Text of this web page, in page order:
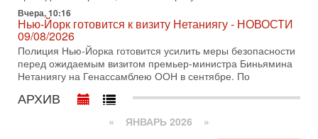
03/08/2026
Президент США Дональд Трамп объявил о возобновлении
переговоров с Ираном, но Тегеран пока не подтвердил
готовность к диалогу. По словам американского
2-08-2026, 08:42
Трамп отменил удар по Ирану - НОВОСТИ
Президент США Дональд Трамп сегодня заявил об отмене
подготовленного удара по Ирану после обращений
Вчера, 10:16
Нью-Йорк готовится к визиту Нетаниягу - НОВОСТИ
09/08/2026
Полиция Нью-Йорка готовится усилить меры безопасности
перед ожидаемым визитом премьер-министра Биньямина
Нетаниягу на Генассамблею ООН в сентябре. По
АРХИВ
« ЯНВАРЬ 2026 »